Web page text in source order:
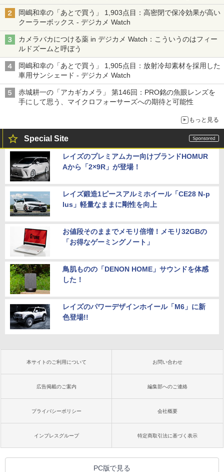
る「Filmator」
岡嶋和幸の「あとで買う」 1,903点目：高密閉で保冷効果が高い
クーラーボックス - デジカメ Watch
カメラバカにつける薬 in デジカメ Watch：こういうのはフィー
ルドズームと呼ぼう
岡嶋和幸の「あとで買う」 1,905点目：放射冷却素材を採用した
車用サンシェード - デジカメ Watch
赤城耕一の「アカギカメラ」 第146回：PRO銘の魚眼レンズを
手にして思う、マイクロフォーサーズへの期待と可能性
もっと見る
Special Site
レイズのプレミアムカー向けブランドHOMUR
Aから「2×9R」が登場！
レイズ鍛造1ピースアルミホイール「CE28 N-p
lus」軽量なままに剛性を向上
お値段そのままでメモリ倍増！メモリ32GBの
「お得なゲーミングノート」
鳥肌ものの「DENON HOME」サウンドを体感
した！
レイズのパワーデザインホイール「M6」に新
色登場!!
本サイトのご利用について お問い合わせ
広告掲載のご案内 編集部へのご連絡
プライバシーポリシー 会社概要
インプレスグループ 特定商取引法に基づく表示
PC版で見る